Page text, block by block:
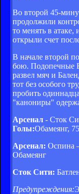
Во второй 45-
продолжили
то менять в атаке,
открыли счет
В начале второй
бою. Подопечные
развел мяч и
тот без особого
пробить
"канониры"
Арсенал - Сток
Голы:Обамеянг,
Арсенал: Оспина
Обамеянг
Сток Сити:
Предупреждения: